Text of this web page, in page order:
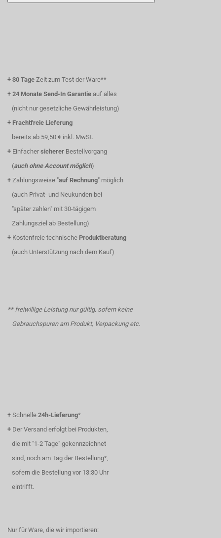
+ 30 Tage Zeit zum Test der Ware**
+ 24 Monate Send-In Garantie auf alles
(nicht nur gesetzliche Gewährleistung)
+ Frachtfreie Lieferung
bereits ab 59,50 € inkl. MwSt.
+ Einfacher sicherer Bestellvorgang
(auch ohne Account möglich)
+ Zahlungsweise "auf Rechnung" möglich
(auch Privat- und Neukunden bei
"später zahlen" mit 30-tägigem
Zahlungsziel ab Bestellung)
+ Kostenfreie technische Produktberatung
(auch Unterstützung nach dem Kauf)
** freiwillige Leistung nur gültig, sofern keine
Gebrauchspuren am Produkt, Verpackung etc.
+ Schnelle 24h-Lieferung*
+ Der Versand erfolgt bei Produkten,
die mit "1-2 Tage" gekennzeichnet
sind, noch am Tag der Bestellung*,
sofern die Bestellung vor 13:30 Uhr
eintrifft.
Nur für Ware, die wir importieren: